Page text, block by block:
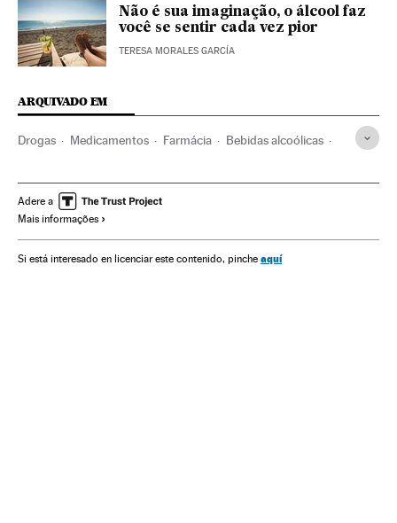
Não é sua imaginação, o álcool faz
você se sentir cada vez pior
TERESA MORALES GARCÍA
ARQUIVADO EM
Drogas Medicamentos Farmácia Bebidas alcoólicas
Sociedade Saúde Ciência
Adere a
Mais informações
Si está interesado en licenciar este contenido, pinche aquí